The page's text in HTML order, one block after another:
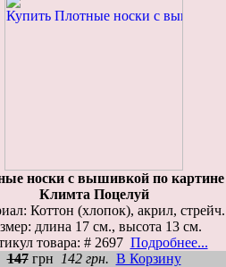
носки с вышивкой по картине
Климта Поцелуй
Коттон (хлопок), акрил, стрейч.
длина 17 см., высота 13 см.
товара: # 2697 Подробнее...
147грн 142 грн. В Корзину